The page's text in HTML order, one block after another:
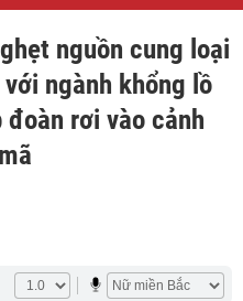
nguồn cung loại
ngành khổng lồ
rơi vào cảnh